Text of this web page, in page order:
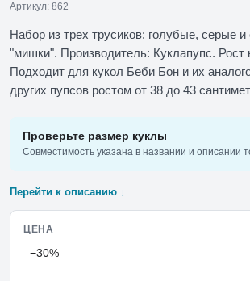
Артикул: 862
Набор из трех трусиков: голубые, серые и
"мишки". Производитель: Куклапупс. Рост
Подходит для кукол Беби Бон и их
других пупсов ростом от 38 до 43
Проверьте размер куклы
Совместимость указана в названии и описании
Перейти к описанию ↓
ЦЕНА
−30%